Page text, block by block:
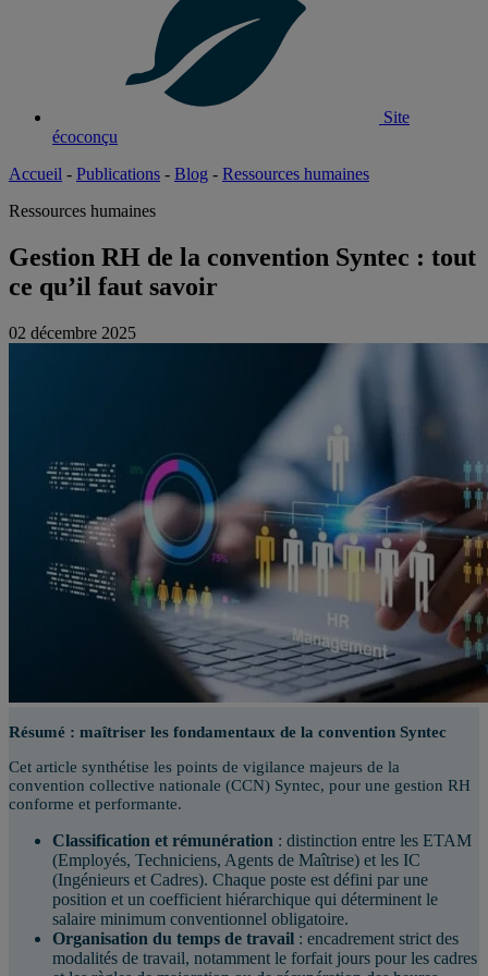
Site
écoconçu
Accueil - Publications - Blog - Ressources humaines
Ressources humaines
Gestion RH de la convention Syntec : tout
ce qu’il faut savoir
02 décembre 2025
Résumé : maîtriser les fondamentaux de la convention Syntec
Cet article synthétise les points de vigilance majeurs de la
convention collective nationale (CCN) Syntec, pour une gestion RH
conforme et performante.
Classification et rémunération : distinction entre les ETAM
(Employés, Techniciens, Agents de Maîtrise) et les IC
(Ingénieurs et Cadres). Chaque poste est défini par une
position et un coefficient hiérarchique qui déterminent le
salaire minimum conventionnel obligatoire.
Organisation du temps de travail : encadrement strict des
modalités de travail, notamment le forfait jours pour les cadres